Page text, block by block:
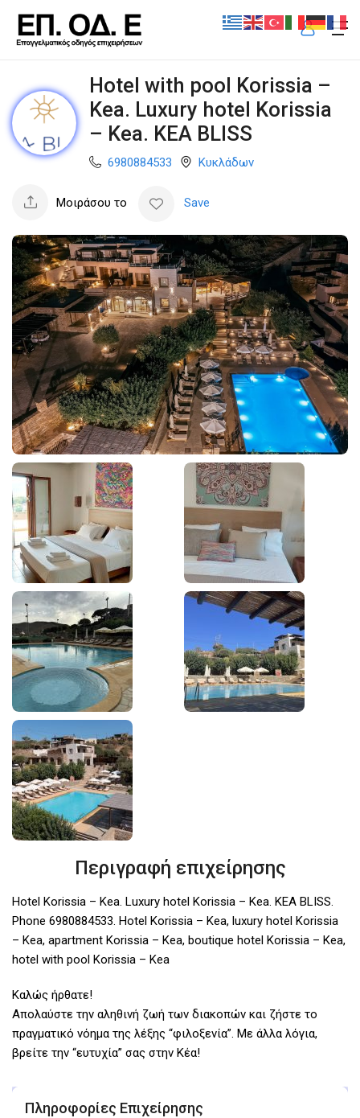
Hotel with pool Korissia –
Kea. Luxury hotel Korissia
– Kea. KEA BLISS
6980884533 Κυκλάδων
Μοιράσου το Save
Περιγραφή επιχείρησης
Hotel Korissia – Kea. Luxury hotel Korissia – Kea. KEA BLISS.
Phone 6980884533. Hotel Korissia – Kea, luxury hotel Korissia
– Kea, apartment Korissia – Kea, boutique hotel Korissia – Kea,
hotel with pool Korissia – Kea
Καλώς ήρθατε!
Απολαύστε την αληθινή ζωή των διακοπών και ζήστε το
πραγματικό νόημα της λέξης “φιλοξενία”. Με άλλα λόγια,
βρείτε την “ευτυχία” σας στην Κέα!
Πληροφορίες Επιχείρησης